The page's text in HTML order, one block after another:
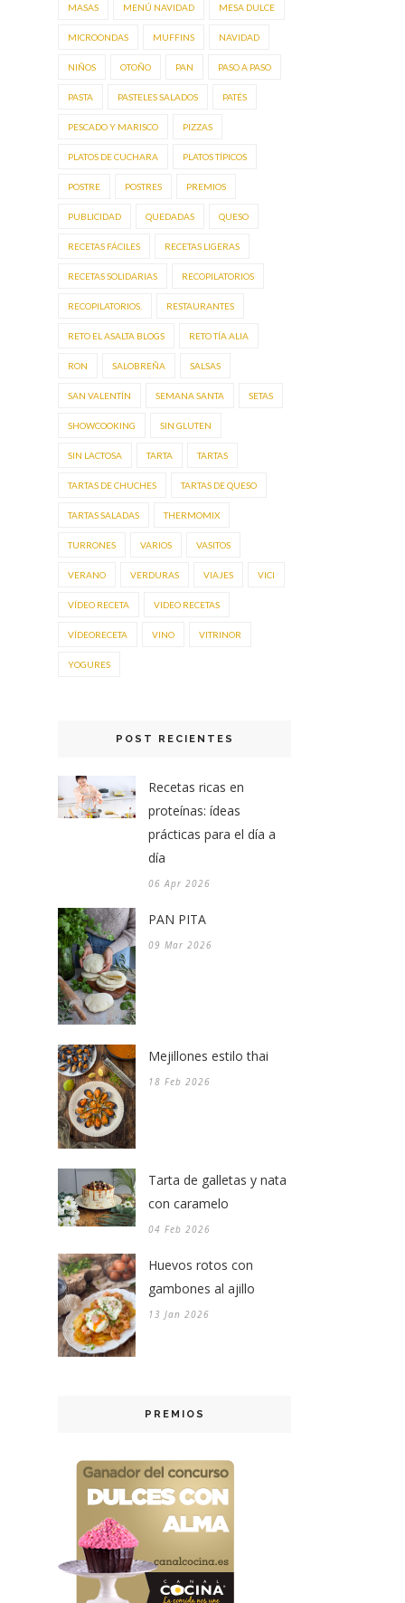
MASAS MENÚ NAVIDAD MESA DULCE
MICROONDAS MUFFINS NAVIDAD
NIÑOS OTOÑO PAN PASO A PASO
PASTA PASTELES SALADOS PATÉS
PESCADO Y MARISCO PIZZAS
PLATOS DE CUCHARA PLATOS TÍPICOS
POSTRE POSTRES PREMIOS
PUBLICIDAD QUEDADAS QUESO
RECETAS FÁCILES RECETAS LIGERAS
RECETAS SOLIDARIAS RECOPILATORIOS
RECOPILATORIOS. RESTAURANTES
RETO EL ASALTA BLOGS RETO TÍA ALIA
RON SALOBREÑA SALSAS
SAN VALENTÍN SEMANA SANTA SETAS
SHOWCOOKING SIN GLUTEN
SIN LACTOSA TARTA TARTAS
TARTAS DE CHUCHES TARTAS DE QUESO
TARTAS SALADAS THERMOMIX
TURRONES VARIOS VASITOS
VERANO VERDURAS VIAJES VICI
VÍDEO RECETA VIDEO RECETAS
VÍDEORECETA VINO VITRINOR
YOGURES
POST RECIENTES
Recetas ricas en
proteínas: ídeas
prácticas para el día a
día
06 Apr 2026
PAN PITA
09 Mar 2026
Mejillones estilo thai
18 Feb 2026
Tarta de galletas y nata
con caramelo
04 Feb 2026
Huevos rotos con
gambones al ajillo
13 Jan 2026
PREMIOS